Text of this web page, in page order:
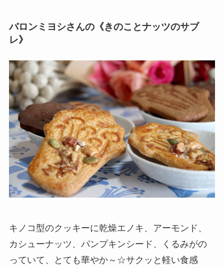
バロンミヨシさんの《きのことナッツのサブ
レ》
キノコ型のクッキーに乾燥エノキ、アーモンド、
カシューナッツ、パンプキンシード、くるみがの
っていて、とても華やか～☆サクッと軽い食感